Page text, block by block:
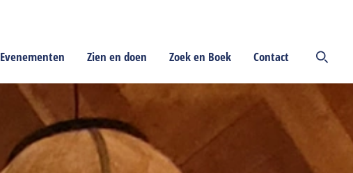
Evenementen Zien en doen Zoek en Boek Contact